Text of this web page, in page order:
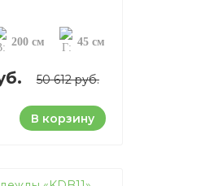
200 см 45 см
50 612 руб.
В корзину